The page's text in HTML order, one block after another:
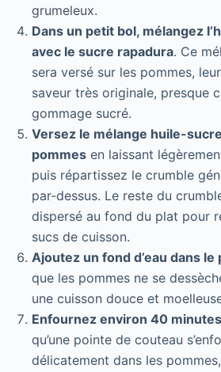
grumeleux.
Dans un petit bol, mélangez
avec le sucre rapadura. Ce
sera versé sur les pommes,
saveur très originale, presque
gommage sucré.
Versez le mélange huile-
pommes en laissant
puis répartissez le crumble
par-dessus. Le reste du
dispersé au fond du plat pour
sucs de cuisson.
Ajoutez un fond d’eau dans le
que les pommes ne se
une cuisson douce et
Enfournez environ 40 minutes
qu’une pointe de couteau
délicatement dans les